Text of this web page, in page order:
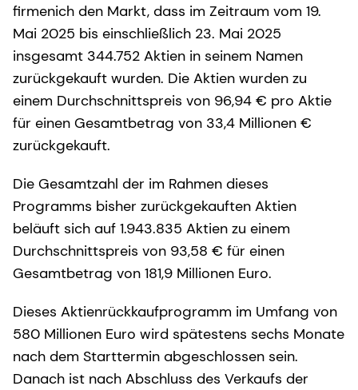
firmenich den Markt, dass im Zeitraum vom 19.
Mai 2025 bis einschließlich 23. Mai 2025
insgesamt 344.752 Aktien in seinem Namen
zurückgekauft wurden. Die Aktien wurden zu
einem Durchschnittspreis von 96,94 € pro Aktie
für einen Gesamtbetrag von 33,4 Millionen €
zurückgekauft.
Die Gesamtzahl der im Rahmen dieses
Programms bisher zurückgekauften Aktien
beläuft sich auf 1.943.835 Aktien zu einem
Durchschnittspreis von 93,58 € für einen
Gesamtbetrag von 181,9 Millionen Euro.
Dieses Aktienrückkaufprogramm im Umfang von
580 Millionen Euro wird spätestens sechs Monate
nach dem Starttermin abgeschlossen sein.
Danach ist nach Abschluss des Verkaufs der